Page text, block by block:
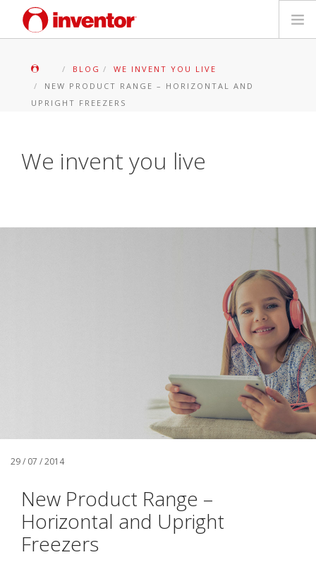
Trova un punto vendita
BLOG
WE INVENT YOU LIVE
NEW PRODUCT RANGE – HORIZONTAL AND
UPRIGHT FREEZERS
We invent you live
29 / 07 / 2014
New Product Range –
Horizontal and Upright
Freezers